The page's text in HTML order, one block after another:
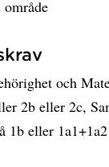
och
2b eller 2c,
1b eller 1a1+1a2